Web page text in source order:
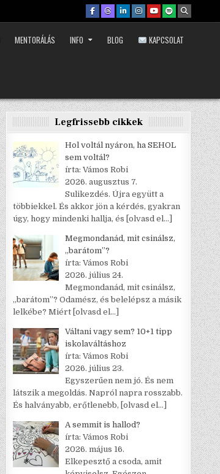
MENTORÁLÁS INFO BLOG KAPCSOLAT
Legfrissebb cikkek
Hol voltál nyáron, ha SEHOL
sem voltál?
írta: Vámos Robi
2026. augusztus 7.
Sulikezdés. Újra együtt a
többiekkel. És akkor jön a kérdés, gyakran
úgy, hogy mindenki hallja, és [olvasd el…]
Megmondanád, mit csinálsz,
„barátom”?
írta: Vámos Robi
2026. július 24.
Megmondanád, mit csinálsz,
„barátom”? Odamész, és belelépsz a másik
lelkébe? Miért [olvasd el…]
Váltani vagy sem? 10+1 tipp
iskolaváltáshoz
írta: Vámos Robi
2026. július 23.
Egyszerűen nem jó. És nem
látszik a megoldás. Napról napra rosszabb.
És halványabb, erőtlenebb, [olvasd el…]
A semmit is hallod?
írta: Vámos Robi
2026. május 16.
Elkepesztő a csoda, amit